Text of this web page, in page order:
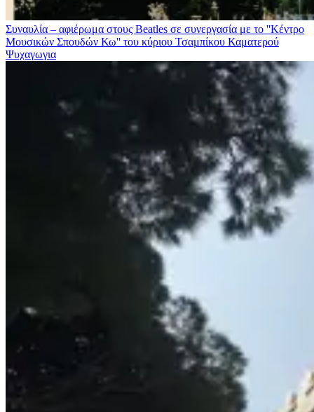
Συναυλία – αφιέρωμα στους Beatles σε συνεργασία με το ''Κέντρο
Μουσικών Σπουδών Κω'' του κύριου Τσαμπίκου Καματερού
Ψυχαγωγια